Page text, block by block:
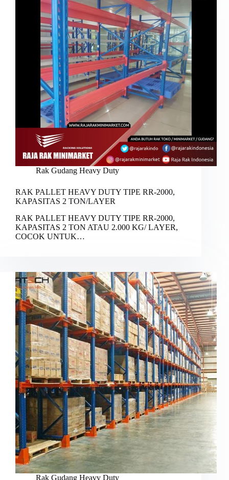
Rak Gudang Heavy Duty
RAK PALLET HEAVY DUTY TIPE RR-2000,
KAPASITAS 2 TON/LAYER
RAK PALLET HEAVY DUTY TIPE RR-2000,
KAPASITAS 2 TON ATAU 2.000 KG/ LAYER,
COCOK UNTUK…
Rak Gudang Heavy Duty